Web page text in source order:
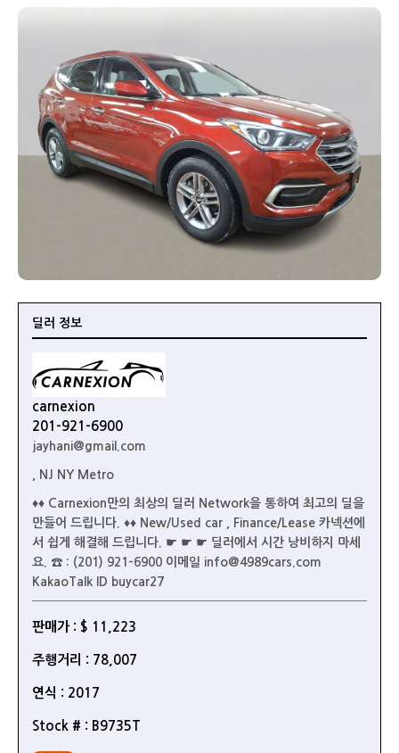
딜러 정보
carnexion
201-921-6900
jayhani@gmail.com
, NJ NY Metro
♦♦ Carnexion만의 최상의 딜러 Network을 통하여 최고의 딜을
만들어 드립니다. ♦♦ New/Used car , Finance/Lease 카넥션에
서 쉽게 해결해 드립니다. ☛ ☛ ☛ 딜러에서 시간 낭비하지 마세
요. ☎ : (201) 921-6900 이메일 info@4989cars.com
KakaoTalk ID buycar27
판매가 : $ 11,223
주행거리 : 78,007
연식 : 2017
Stock # : B9735T